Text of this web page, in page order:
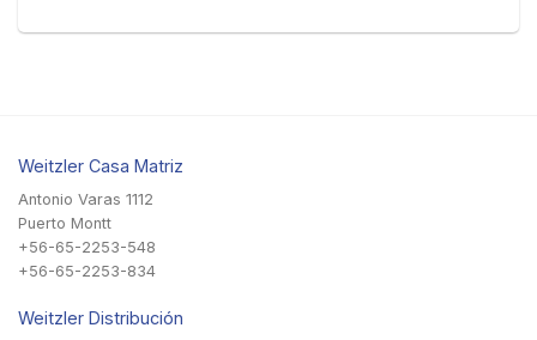
Weitzler Casa Matriz
Antonio Varas 1112
Puerto Montt
+56-65-2253-548
+56-65-2253-834
Weitzler Distribución